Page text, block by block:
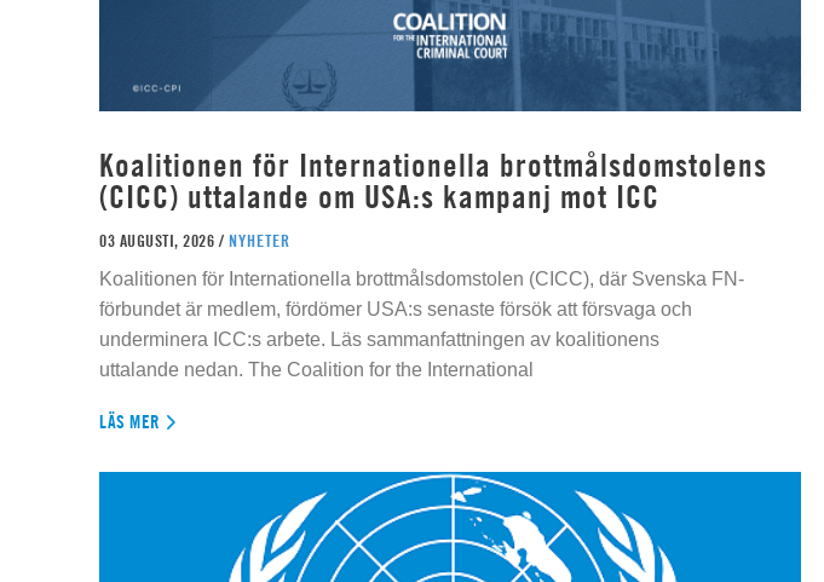
Koalitionen för Internationella brottmålsdomstolens
(CICC) uttalande om USA:s kampanj mot ICC
03 AUGUSTI, 2026 / NYHETER
Koalitionen för Internationella brottmålsdomstolen (CICC), där Svenska FN-
förbundet är medlem, fördömer USA:s senaste försök att försvaga och
underminera ICC:s arbete. Läs sammanfattningen av koalitionens
uttalande nedan. The Coalition for the International
LÄS MER